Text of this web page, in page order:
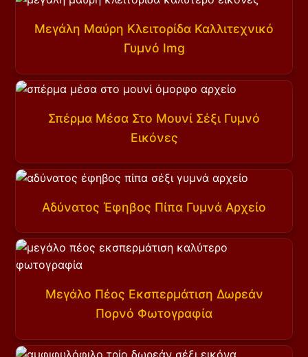
Μεγάλη Μαύρη Κλειτορίδα Καλλιτεχνικό
Γυμνό Img
Σπέρμα Μέσα Στο Μουνί Σέξι Γυμνό
Εικόνες
Αδύνατος Έφηβος Πίπα Γυμνά Αρχείο
Μεγάλο Πέος Εκσπερμάτιση Δωρεάν
Πορνό Φωτογραφία